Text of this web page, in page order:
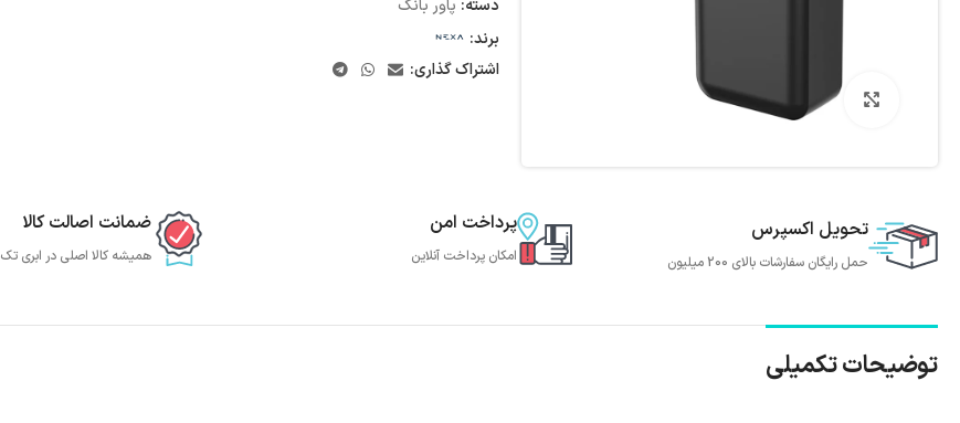
بزرگنمایی تصویر
دسته: پاور بانک
برند:
اشتراک گذاری:
تحویل اکسپرس
حمل رایگان سفارشات بالای 200 میلیون
پرداخت امن
امکان پرداخت آنلاین
ضمانت اصالت کالا
همیشه کالا اصلی در ابری تک
توضیحات تکمیلی